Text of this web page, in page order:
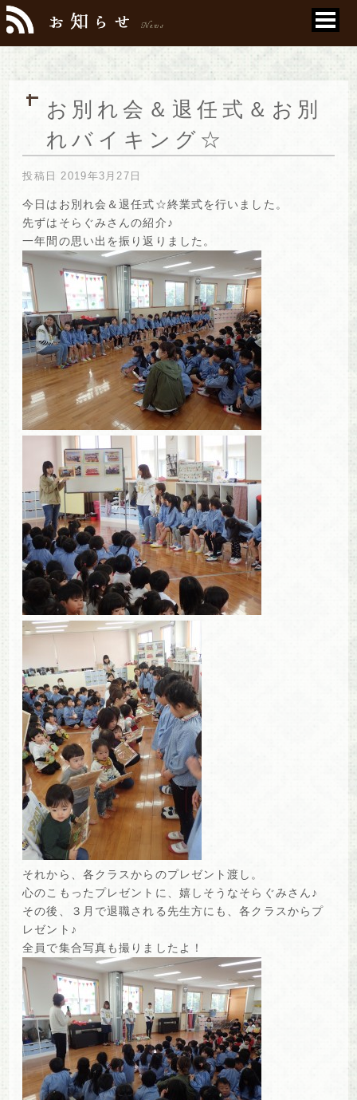
お別れ会＆退任式＆お別
れバイキング☆
投稿日2019年3月27日
今日はお別れ会＆退任式☆終業式を行いました。
先ずはそらぐみさんの紹介♪
一年間の思い出を振り返りました。
それから、各クラスからのプレゼント渡し。
心のこもったプレゼントに、嬉しそうなそらぐみさん♪
その後、３月で退職される先生方にも、各クラスからプ
レゼント♪
全員で集合写真も撮りましたよ！